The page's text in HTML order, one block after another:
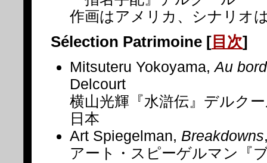
作画はアメリカ、シナリオ
Sélection Patrimoine [ 目次]
Mitsuteru Yokoyama,Au
Delcourt
横山光輝『水滸伝』デルク
日本
Art Spiegelman, Breakdowns
アート・スピーゲルマン『